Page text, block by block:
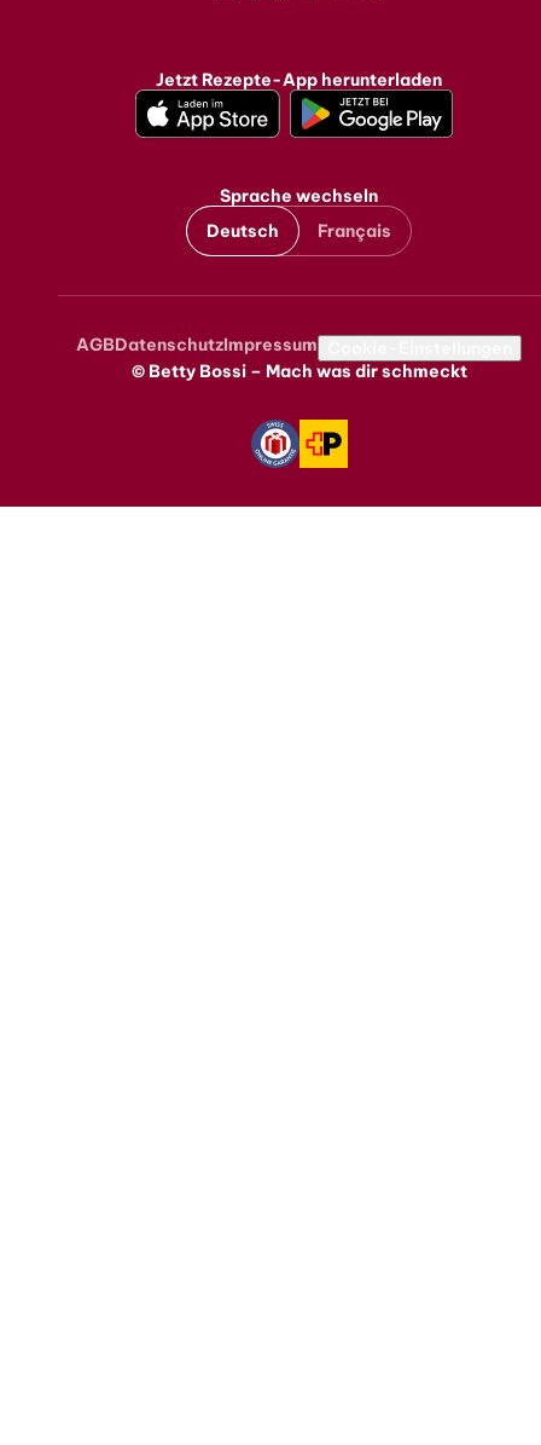
Jetzt Rezepte-App herunterladen
Sprache wechseln
Deutsch
Français
Metanavigation
AGBDatenschutzImpressum
© Betty Bossi – Mach was dir schmeckt